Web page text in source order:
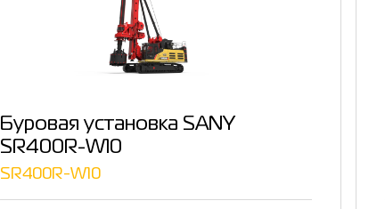
Буровая установка SANY
SR400R-W10
SR400R-W10